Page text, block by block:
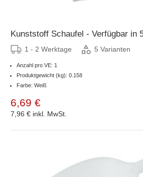
Kunststoff Schaufel - Verfügbar in
1 - 2 Werktage 5 Varianten
Anzahl pro VE: 1
Produktgewicht (kg): 0.158
Farbe: Weiß
6,69 €
7,96 € inkl. MwSt.